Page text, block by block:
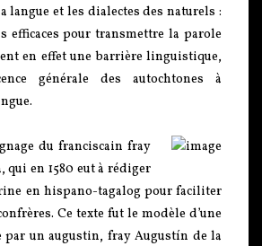
langue et les dialectes des naturels :
efficaces pour transmettre la parole
en effet une barrière linguistique,
générale des autochtones à
du franciscain fray
qui en 1580 eut à rédiger
en hispano-tagalog pour faciliter
Ce texte fut le modèle d’une
par un augustin, fray Augustín de la